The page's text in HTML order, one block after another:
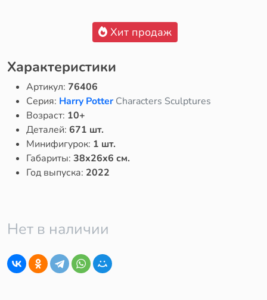
Хит продаж
Характеристики
Артикул: 76406
Серия: Harry PotterCharacters Sculptures
Возраст: 10+
Деталей: 671 шт.
Минифигурок: 1 шт.
Габариты: 38x26x6 см.
Год выпуска: 2022
Нет в наличии